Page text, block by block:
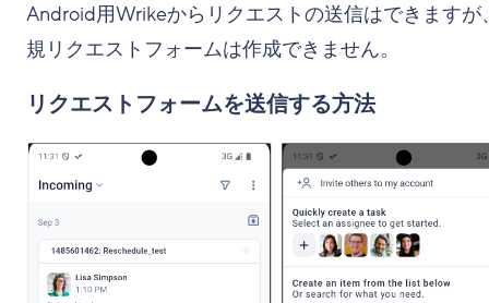
Android用Wrikeからリクエストの送信はできますが
規リクエストフォームは作成できません。
リクエストフォームを送信する方法